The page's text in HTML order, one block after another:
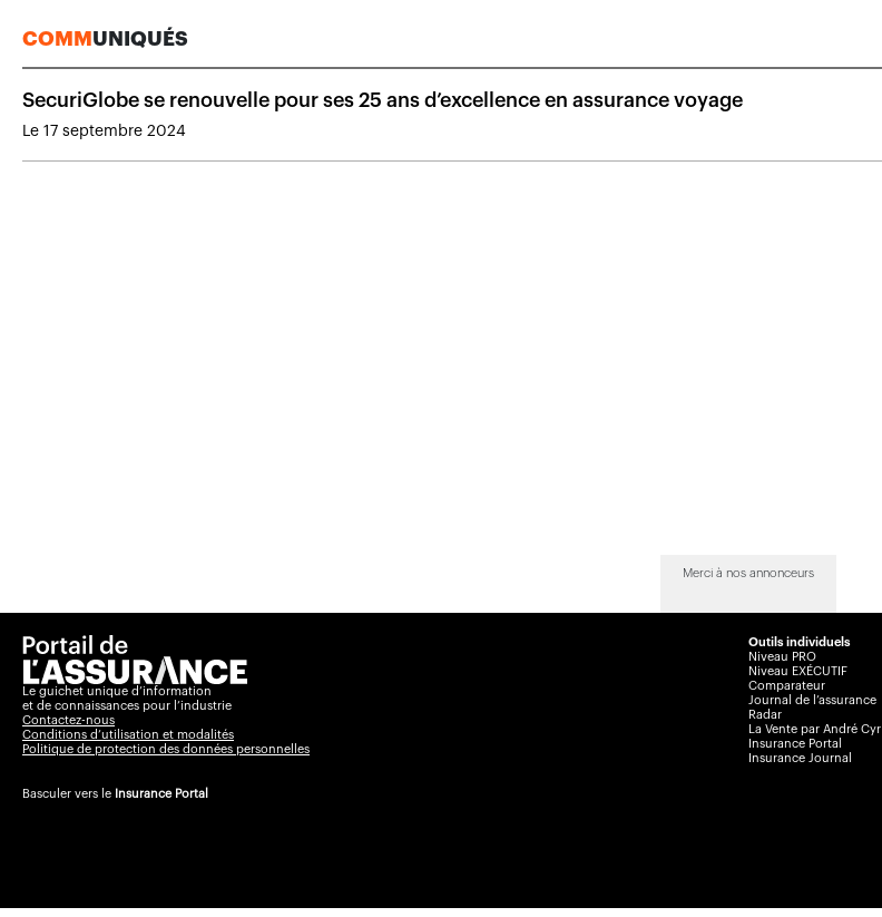
COMM UNIQUÉS
SecuriGlobe se renouvelle pour ses 25 ans d’excellence en assurance voyage
Le 17 septembre 2024
Merci à nos annonceurs
Le guichet unique d’information
et de connaissances pour l’industrie
Contactez-nous
Conditions d’utilisation et modalités
Politique de protection des données personnelles
Basculer vers le Insurance Portal
Outils individuels
Niveau PRO
Niveau EXÉCUTIF
Comparateur
Journal de l’assurance
Radar
La Vente par André Cyr
Insurance Portal
Insurance Journal